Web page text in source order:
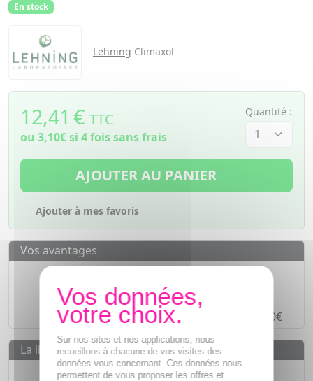
En stock
Lehning Climaxol
12,41 € TTC
ou 3,10€si 4 fois sans frais
Quantité :
AJOUTER AU PANIER
Ajouter à mes favoris
Vos avantages
Des prix
Paiement en ligneSÉCURISÉ
Paiement en 4 fois sans frais à partir de 30€
La livraison
Livraison gratuite dès55€
Sur nos sites et nos applications, nous
recueillons à chacune de vos visites des
données vous concernant. Ces données nous
permettent de vous proposer les offres et